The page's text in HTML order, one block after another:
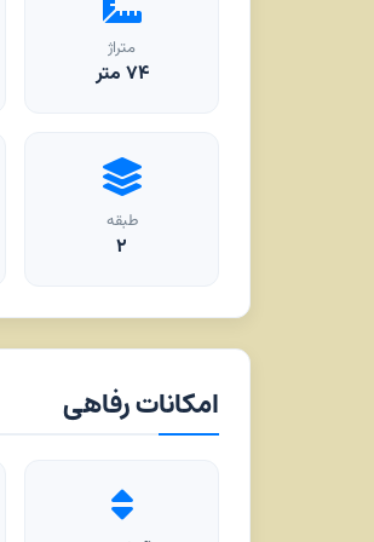
متراژ
۷۴ متر
طبقه
۲
امکانات رفاهی